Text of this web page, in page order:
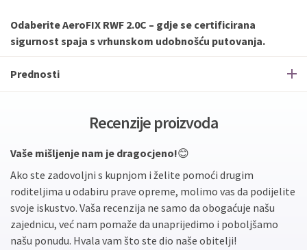
Odaberite AeroFIX RWF 2.0C – gdje se certificirana
sigurnost spaja s vrhunskom udobnošću putovanja.
Prednosti
Recenzije proizvoda
Vaše mišljenje nam je dragocjeno!😊
Ako ste zadovoljni s kupnjom i želite pomoći drugim
roditeljima u odabiru prave opreme, molimo vas da podijelite
svoje iskustvo. Vaša recenzija ne samo da obogaćuje našu
zajednicu, već nam pomaže da unaprijedimo i poboljšamo
našu ponudu. Hvala vam što ste dio naše obitelji!